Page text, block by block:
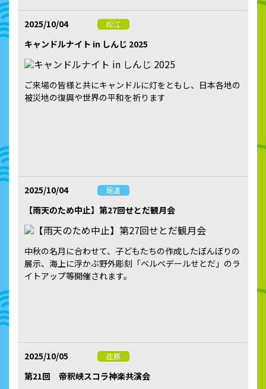
2025/10/04 松江
キャンドルナイト in しんじ 2025
ご来場の皆様と共にキャンドルに灯をともし、日本各地の
被災地の復興や世界の平和を祈ります
2025/10/04 尾道
【雨天のため中止】第27回せとだ観月会
中秋の名月に合わせて、子どもたちの作成したぼんぼりの
展示、海上に浮かぶ野外彫刻「ベルベデールせとだ」のラ
イトアップ等開催されます。
2025/10/05 庄原
第21回 帝釈峡スコラ神楽共演会